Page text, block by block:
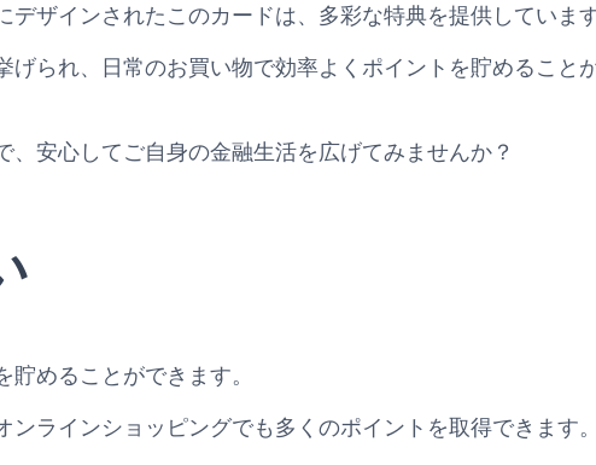
ザインされたこのカードは、多彩な特典を提供しています
げられ、日常のお買い物で効率よくポイントを貯めること
安心してご自身の金融生活を広げてみませんか？
めることができます。
ラインショッピングでも多くのポイントを取得できます。